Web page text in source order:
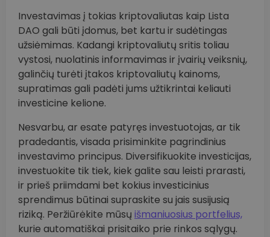
Investavimas į tokias kriptovaliutas kaip Lista
DAO gali būti įdomus, bet kartu ir sudėtingas
užsiėmimas. Kadangi kriptovaliutų sritis toliau
vystosi, nuolatinis informavimas ir įvairių veiksnių,
galinčių turėti įtakos kriptovaliutų kainoms,
supratimas gali padėti jums užtikrintai keliauti
investicine kelione.
Nesvarbu, ar esate patyręs investuotojas, ar tik
pradedantis, visada prisiminkite pagrindinius
investavimo principus. Diversifikuokite investicijas,
investuokite tik tiek, kiek galite sau leisti prarasti,
ir prieš priimdami bet kokius investicinius
sprendimus būtinai supraskite su jais susijusią
riziką. Peržiūrėkite mūsų išmaniuosius portfelius,
kurie automatiškai prisitaiko prie rinkos sąlygų.